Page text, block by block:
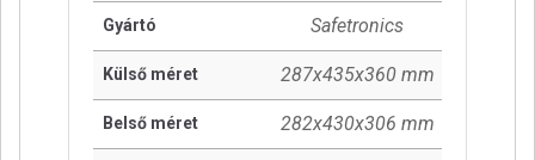
Gyártó Safetronics
Külső méret 287x435x360 mm
Belső méret 282x430x306 mm